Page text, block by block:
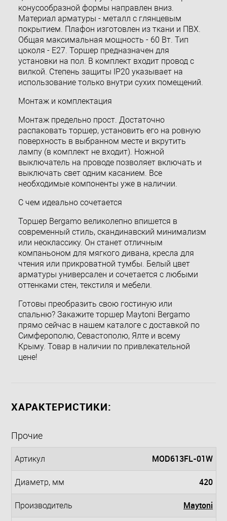
конусообразной формы направлен вниз.
Материал арматуры - металл с глянцевым
покрытием. Плафон изготовлен из ткани и ПВХ.
Общая максимальная мощность - 60 Вт. Тип
цоколя - E27. Торшер предназначен для
установки на пол. В комплект входит провод с
вилкой. Степень защиты IP20 указывает на
использование только внутри сухих помещений.
Монтаж и комплектация
Монтаж предельно прост. Достаточно
распаковать торшер, установить его на ровную
поверхность в выбранном месте и вкрутить
лампу (в комплект не входит). Ножной
выключатель на проводе позволяет включать и
выключать свет одним касанием. Все
необходимые компоненты уже в наличии.
С чем идеально сочетается
Торшер Bergamo великолепно впишется в
современный стиль, скандинавский минимализм
или неоклассику. Он станет отличным
компаньоном для мягкого дивана, кресла для
чтения или прикроватной тумбы. Белый цвет
арматуры универсален и сочетается с любыми
оттенками стен, текстиля и мебели.
Готовы преобразить свою гостиную или
спальню? Закажите торшер Maytoni Bergamo
прямо сейчас в нашем каталоге с доставкой по
Симферополю, Севастополю, Ялте и всему
Крыму. Товар в наличии по привлекательной
цене!
ХАРАКТЕРИСТИКИ:
Прочие
Артикул MOD613FL-01W
Диаметр, мм 420
Производитель Maytoni